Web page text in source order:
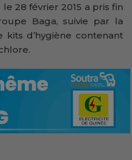
28 février 2015 a pris fin
Baga, suivie par la
d’hygiène contenant